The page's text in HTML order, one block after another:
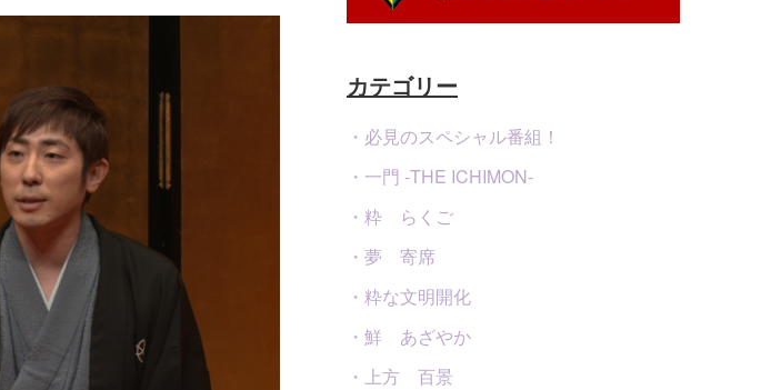
カテゴリー
・必見のスペシャル番組！
・一門 -THE ICHIMON-
・粋 らくご
・夢 寄席
・粋な文明開化
・鮮 あざやか
・上方 百景